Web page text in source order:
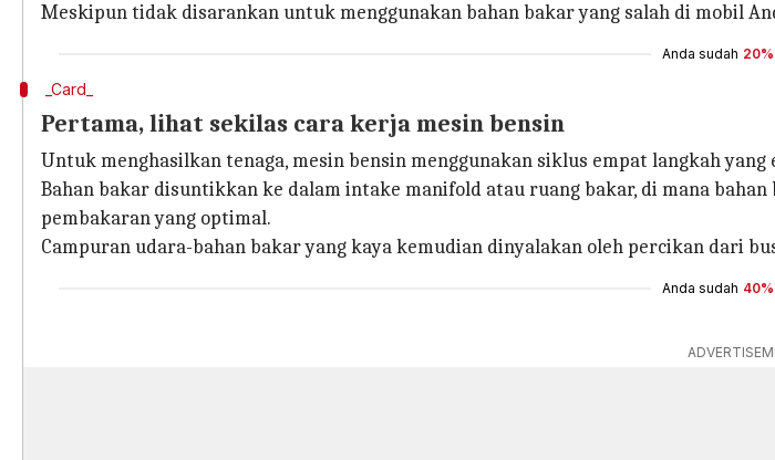
Meskipun tidak disarankan untuk menggunakan bahan bakar yang salah di mobil
Anda sudah 20%
_Card_
Pertama, lihat sekilas cara kerja mesin bensin
Untuk menghasilkan tenaga, mesin bensin menggunakan siklus empat langkah
Bahan bakar disuntikkan ke dalam intake manifold atau ruang bakar, di mana
pembakaran yang optimal.
Campuran udara-bahan bakar yang kaya kemudian dinyalakan oleh percikan dari
Anda sudah 40%